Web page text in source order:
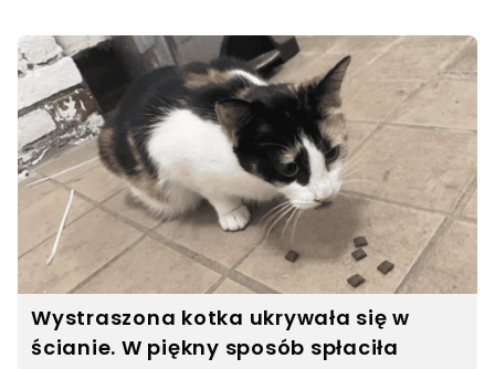
Wystraszona kotka ukrywała się w
ścianie. W piękny sposób spłaciła